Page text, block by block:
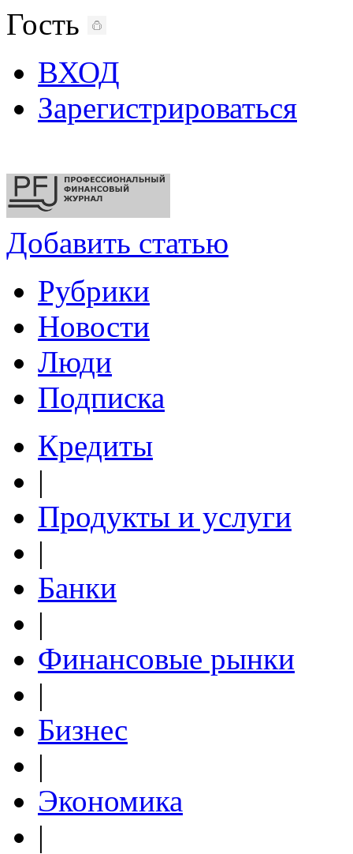
Гость
ВХОД
Зарегистрироваться
Добавить статью
Рубрики
Новости
Люди
Подписка
Кредиты
|
Продукты и услуги
|
Банки
|
Финансовые рынки
|
Бизнес
|
Экономика
|